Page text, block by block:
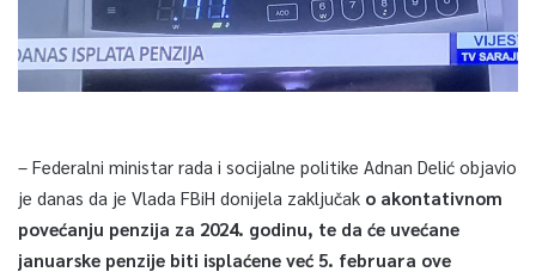
– Federalni ministar rada i socijalne politike Adnan Delić objavio
je danas da je Vlada FBiH donijela zaključak o akontativnom
povećanju penzija za 2024. godinu, te da će uvećane
januarske penzije biti isplaćene već 5. februara ove